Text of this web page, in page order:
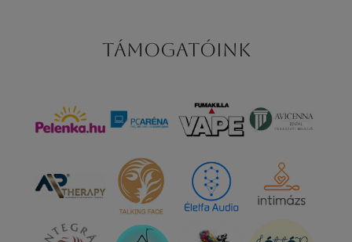
Támogatóink